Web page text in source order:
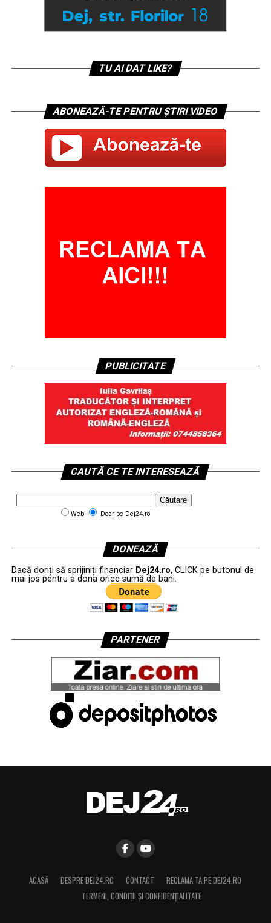
TU AI DAT LIKE?
ABONEAZĂ-TE PENTRU ȘTIRI VIDEO
PUBLICITATE
CAUTĂ CE TE INTERESEAZĂ
Web Doar pe Dej24.ro
DONEAZĂ
Dacă doriți să sprijiniți financiar Dej24.ro, CLICK pe butonul de
mai jos pentru a dona orice sumă de bani.
PARTENER
ACASĂ DESPRE DEJ24.RO CONTACT
RECLAMA TA PE DEJ24.RO
TERMENI, CONDIŢII ȘI CONFIDENȚIALITATE